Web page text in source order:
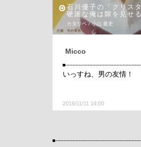
石川優子の「クリス
硬派な俺は隙を見せ
カタリベ / 小山 眞史
Micco
いっすね、男の友情！
2016/11/11 14:00